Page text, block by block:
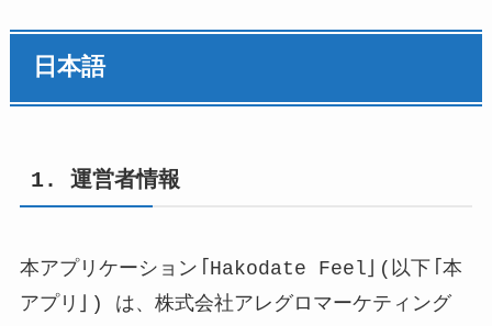
日本語
1. 運営者情報
本アプリケーション「Hakodate Feel」(以下「本
アプリ」) は、株式会社アレグロマーケティング